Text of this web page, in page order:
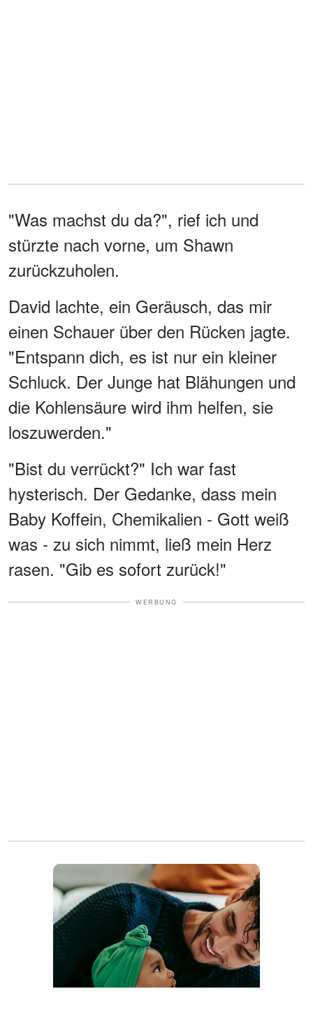
"Was machst du da?", rief ich und
stürzte nach vorne, um Shawn
zurückzuholen.
David lachte, ein Geräusch, das mir
einen Schauer über den Rücken jagte.
"Entspann dich, es ist nur ein kleiner
Schluck. Der Junge hat Blähungen und
die Kohlensäure wird ihm helfen, sie
loszuwerden."
"Bist du verrückt?" Ich war fast
hysterisch. Der Gedanke, dass mein
Baby Koffein, Chemikalien - Gott weiß
was - zu sich nimmt, ließ mein Herz
rasen. "Gib es sofort zurück!"
WERBUNG